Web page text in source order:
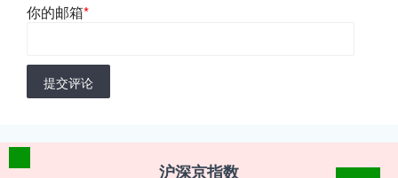
你的邮箱*
提交评论
沪深京指数